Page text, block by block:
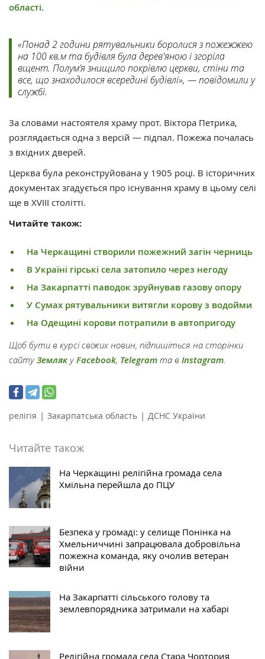
області.
«Понад 2 години рятувальники боролися з пожежжею
на 100 кв.м та будівля була дерев'яною і згоріла
вщент. Полум’я знищило покрівлю церкви, стіни та
все, що знаходилося всередині будівлі», — повідомили у
службі.
За словами настоятеля храму прот. Віктора Петрика,
розглядається одна з версій — підпал. Пожежа почалась
з вхідних дверей.
Церква була реконструйована у 1905 році. В історичних
документах згадується про існування храму в цьому селі
ще в XVIII столітті.
Читайте також:
На Черкащині створили пожежний загін черниць
В Україні гірські села затопило через негоду
На Закарпатті паводок зруйнував газову опору
У Сумах рятувальники витягли корову з водойми
На Одещині корови потрапили в автопригоду
Щоб бути в курсі свіжих новин, підпишіться на сторінки
сайтуЗемлякуFacebook, Telegram та в Instagram
релігія | Закарпатська область | ДСНС України
Читайте також
На Черкащині релігійна громада села
Хмільна перейшла до ПЦУ
Безпека у громаді: у селище Понінка на
Хмельниччині запрацювала добровільна
пожежна команда, яку очолив ветеран
війни
На Закарпатті сільського голову та
землевпорядника затримали на хабарі
Релігійна громада села Стара Чортория